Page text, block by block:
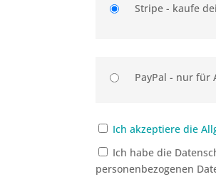
Stripe - kaufe
PayPal - nur für
Ich akzeptiere die
Ich habe die
personenbezogenen